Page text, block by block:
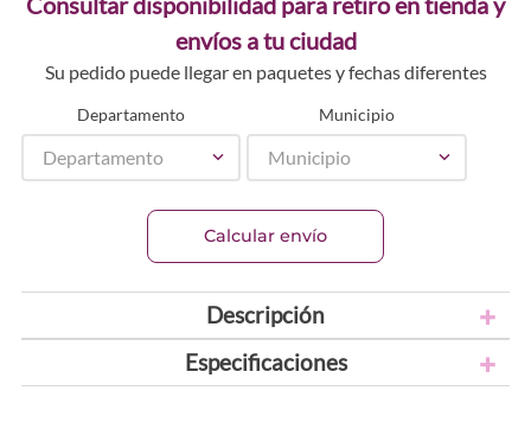
envíos a tu ciudad
Su pedido puede llegar en paquetes y fechas diferentes
Departamento
Departamento
Municipio
Municipio
Calcular envío
Descripción
Especificaciones